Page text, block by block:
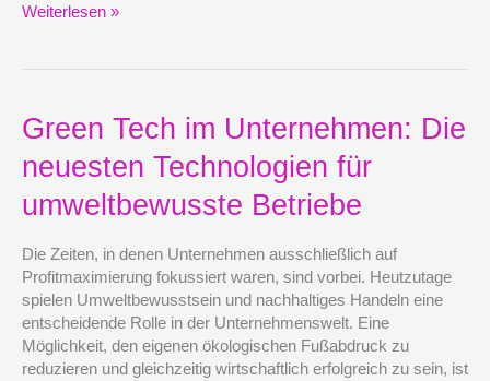
Weiterlesen »
Green Tech im Unternehmen: Die
neuesten Technologien für
umweltbewusste Betriebe
Die Zeiten, in denen Unternehmen ausschließlich auf
Profitmaximierung fokussiert waren, sind vorbei. Heutzutage
spielen Umweltbewusstsein und nachhaltiges Handeln eine
entscheidende Rolle in der Unternehmenswelt. Eine
Möglichkeit, den eigenen ökologischen Fußabdruck zu
reduzieren und gleichzeitig wirtschaftlich erfolgreich zu sein, ist
Green
Tech
im
Die
Technologien
für
umweltbewusste
Betriebe